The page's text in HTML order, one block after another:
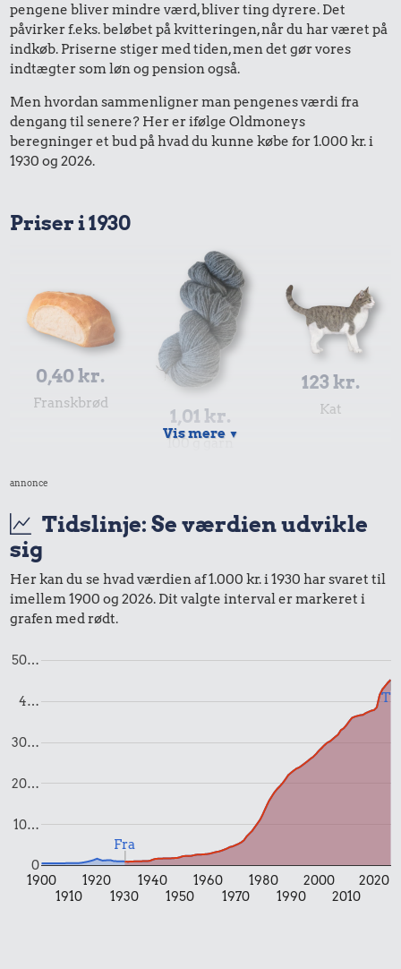
pengene bliver mindre værd, bliver ting dyrere. Det
påvirker f.eks. beløbet på kvitteringen, når du har været på
indkøb. Priserne stiger med tiden, men det gør vores
indtægter som løn og pension også.
Men hvordan sammenligner man pengenes værdi fra
dengang til senere? Her er ifølge Oldmoneys
beregninger et bud på hvad du kunne købe for 1.000 kr. i
1930 og 2026.
Priser i 1930
0,40 kr.
Franskbrød
1,01 kr.
100 g garn
123 kr.
Kat
0,33 kr.
1/2 kg hakket
Vis mere ▼
annonce
Tidslinje: Se værdien udvikle
sig
Her kan du se hvad værdien af 1.000 kr. i 1930 har svaret til
imellem 1900 og 2026. Dit valgte interval er markeret i
grafen med rødt.
1900
1910
1920
1930
1940
1950
1960
1970
1980
1990
2000
2010
2020
0
10…
20…
30…
4…
50…
Fra
Til